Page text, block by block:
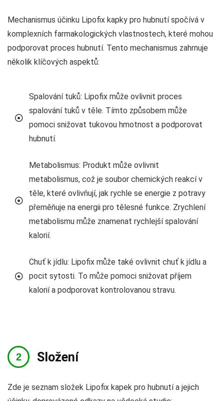
Mechanismus účinku Lipofix kapky pro hubnutí spočívá v
komplexních farmakologických vlastnostech, které mohou
podporovat proces hubnutí. Tento mechanismus zahrnuje
několik klíčových aspektů:
Spalování tuků: Lipofix může ovlivnit proces
spalování tuků v těle. Tímto způsobem může
pomoci snižovat tukovou hmotnost a podporovat
hubnutí.
Metabolismus: Produkt může ovlivnit
metabolismus, což je soubor chemických reakcí v
těle, které ovlivňují, jak rychle se energie z potravy
přeměňuje na energii pro tělesné funkce. Zrychlení
metabolismu může znamenat rychlejší spalování
kalorií.
Chuť k jídlu: Lipofix může také ovlivnit chuť k jídlu a
pocit sytosti. To může pomoci snižovat příjem
kalorií a podporovat kontrolovanou stravu.
Složení
Zde je seznam složek Lipofix kapek pro hubnutí a jejich